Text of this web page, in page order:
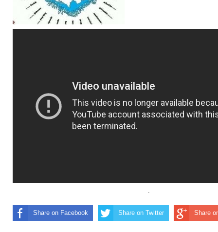
Share on Facebook Share on Twitter Share